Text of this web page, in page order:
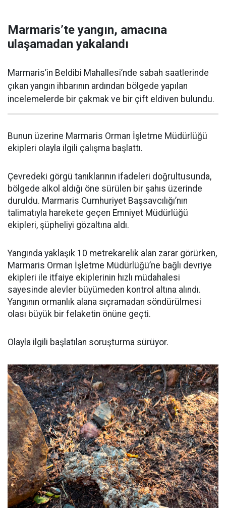
Marmaris’te yangın, amacına
ulaşamadan yakalandı
Marmaris’in Beldibi Mahallesi’nde sabah saatlerinde
çıkan yangın ihbarının ardından bölgede yapılan
incelemelerde bir çakmak ve bir çift eldiven bulundu.
Bunun üzerine Marmaris Orman İşletme Müdürlüğü
ekipleri olayla ilgili çalışma başlattı.
Çevredeki görgü tanıklarının ifadeleri doğrultusunda,
bölgede alkol aldığı öne sürülen bir şahıs üzerinde
duruldu. Marmaris Cumhuriyet Başsavcılığı’nın
talimatıyla harekete geçen Emniyet Müdürlüğü
ekipleri, şüpheliyi gözaltına aldı.
Yangında yaklaşık 10 metrekarelik alan zarar görürken,
Marmaris Orman İşletme Müdürlüğü’ne bağlı devriye
ekipleri ile itfaiye ekiplerinin hızlı müdahalesi
sayesinde alevler büyümeden kontrol altına alındı.
Yangının ormanlık alana sıçramadan söndürülmesi
olası büyük bir felaketin önüne geçti.
Olayla ilgili başlatılan soruşturma sürüyor.